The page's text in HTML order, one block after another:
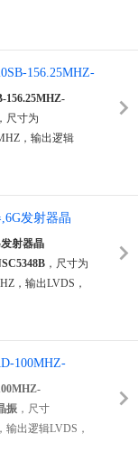
谐振特性降低模组
备续航,低杂波输
多设备并发联网
焊高温冲击,出
试,量产良品率
156.25MHZ-
156.25MHZ-
，尺寸为
，输出逻辑
差分晶振，低电
器，低相位差分
动差分晶振，低
晶振，高性能差
模块差分晶振，
6G兼容设备，光
，无线网络设备
振
信晶振.
发射器晶
NSC5348B
射器晶
，尺寸为
，输出LVDS，
荡器，低功耗差
讯差分晶振，以
，网络设备差分
模块差分晶振，
产品具有低电压
100MHZ-
晶振
振 ，尺寸
输出逻辑LVDS，